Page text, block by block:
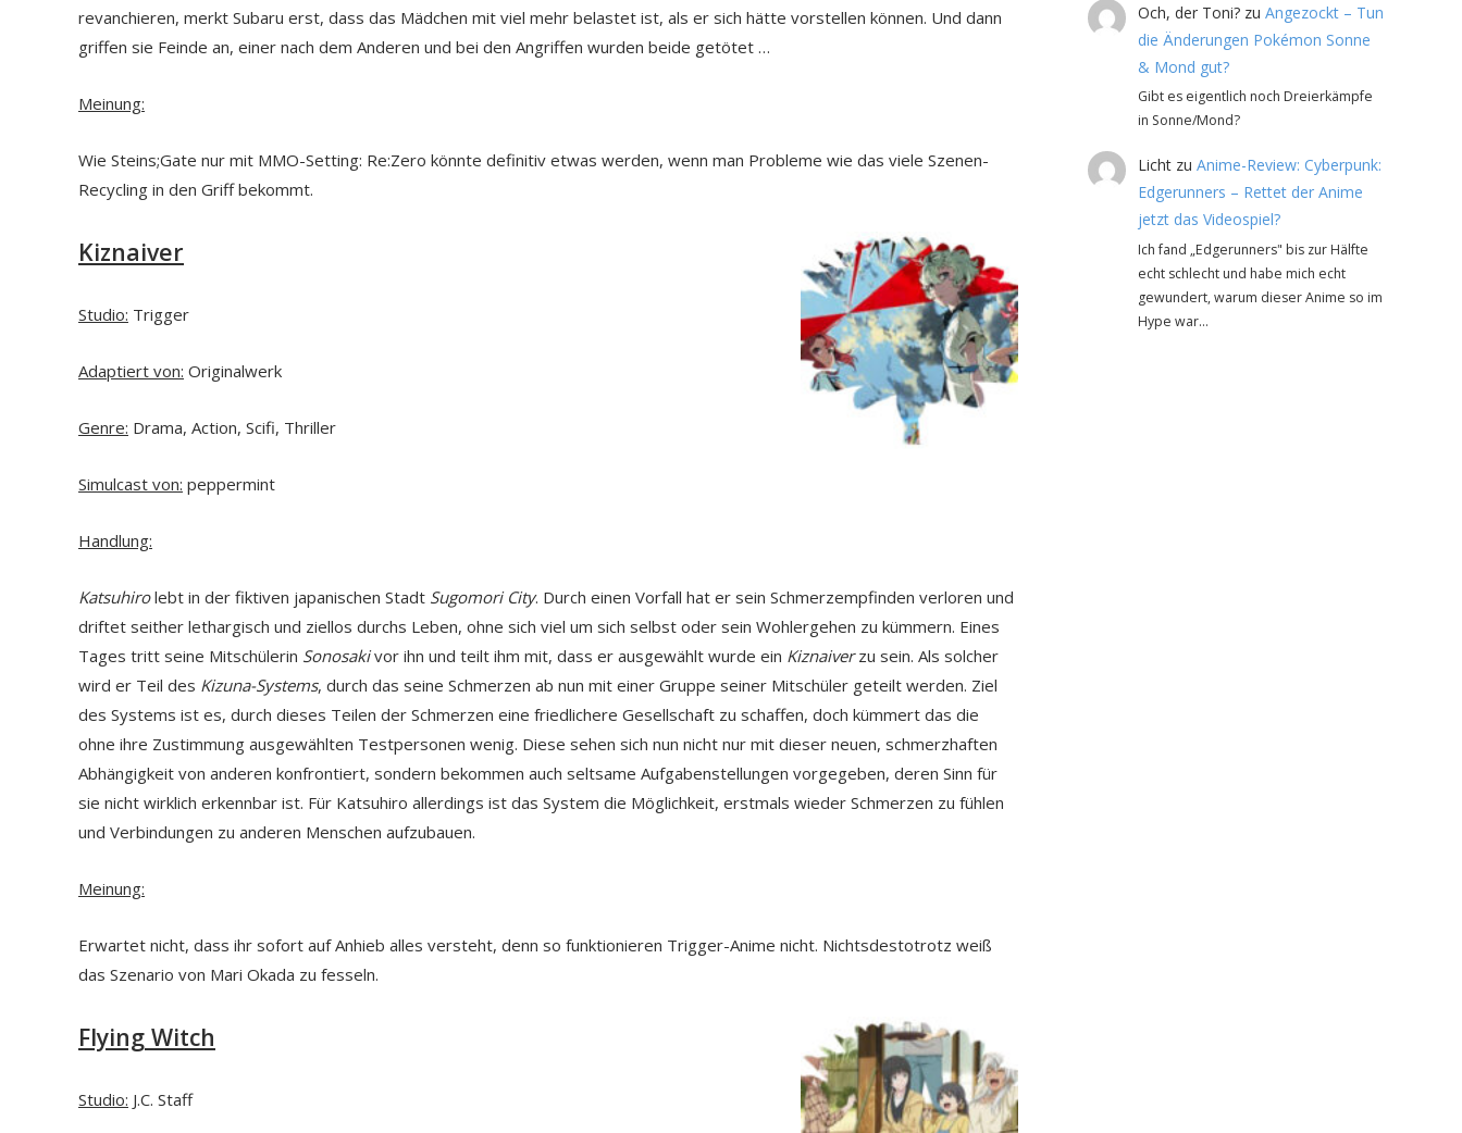
revanchieren, merkt Subaru erst, dass das Mädchen mit viel mehr belastet ist, als er sich hätte vorstellen können. Und dann
griffen sie Feinde an, einer nach dem Anderen und bei den Angriffen wurden beide getötet …
Meinung:
Wie Steins;Gate nur mit MMO-Setting: Re:Zero könnte definitiv etwas werden, wenn man Probleme wie das viele Szenen-
Recycling in den Griff bekommt.
Kiznaiver
Studio: Trigger
Adaptiert von: Originalwerk
Genre: Drama, Action, Scifi, Thriller
Simulcast von: peppermint
Handlung:
Katsuhirolebt in der fiktiven japanischen Stadt Sugomori City. Durch einen Vorfall hat er sein Schmerzempfinden verloren und
driftet seither lethargisch und ziellos durchs Leben, ohne sich viel um sich selbst oder sein Wohlergehen zu kümmern. Eines
Tages tritt seine Mitschülerin Sonosakivor ihn und teilt ihm mit, dass er ausgewählt wurde ein Kiznaiverzu sein. Als solcher
wird er Teil des Kizuna-Systems, durch das seine Schmerzen ab nun mit einer Gruppe seiner Mitschüler geteilt werden. Ziel
des Systems ist es, durch dieses Teilen der Schmerzen eine friedlichere Gesellschaft zu schaffen, doch kümmert das die
ohne ihre Zustimmung ausgewählten Testpersonen wenig. Diese sehen sich nun nicht nur mit dieser neuen, schmerzhaften
Abhängigkeit von anderen konfrontiert, sondern bekommen auch seltsame Aufgabenstellungen vorgegeben, deren Sinn für
sie nicht wirklich erkennbar ist. Für Katsuhiro allerdings ist das System die Möglichkeit, erstmals wieder Schmerzen zu fühlen
und Verbindungen zu anderen Menschen aufzubauen.
Meinung:
Erwartet nicht, dass ihr sofort auf Anhieb alles versteht, denn so funktionieren Trigger-Anime nicht. Nichtsdestotrotz weiß
das Szenario von Mari Okada zu fesseln.
Flying Witch
Studio: J.C. Staff
Och, der Toni?zu Angezockt – Tun
die Änderungen Pokémon Sonne
& Mond gut?
Gibt es eigentlich noch Dreierkämpfe
in Sonne/Mond?
Lichtzu Anime-Review: Cyberpunk:
Edgerunners – Rettet der Anime
jetzt das Videospiel?
Ich fand „Edgerunners" bis zur Hälfte
echt schlecht und habe mich echt
gewundert, warum dieser Anime so im
Hype war…